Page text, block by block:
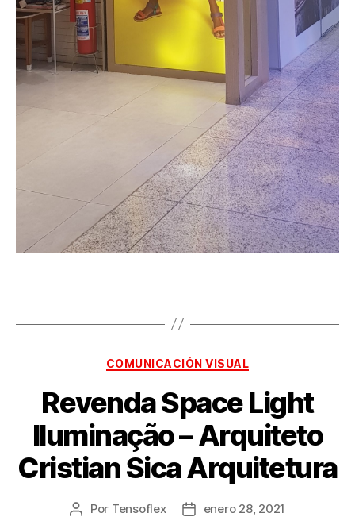
COMUNICACIÓN VISUAL
Revenda Space Light
Iluminação – Arquiteto
Cristian Sica Arquitetura
Por Tensoflex enero 28, 2021